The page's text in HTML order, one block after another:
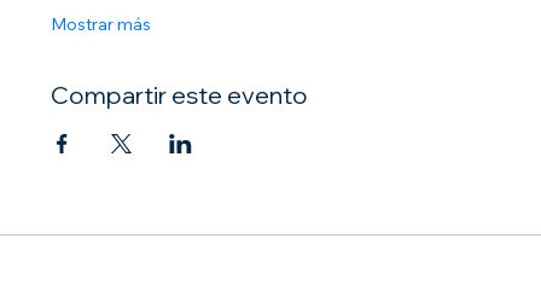
Mostrar más
Compartir este evento